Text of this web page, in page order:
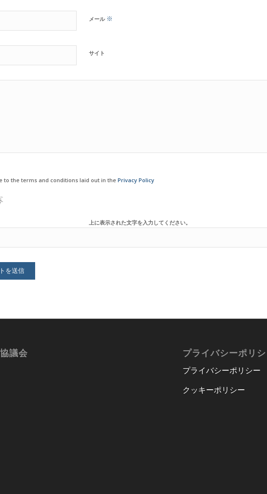
メール ※
サイト
to the terms and conditions laid out in the Privacy Policy
上に表示された文字を入力してください。
議会 プライバシーポリシ
プライバシーポリシー
クッキーポリシー